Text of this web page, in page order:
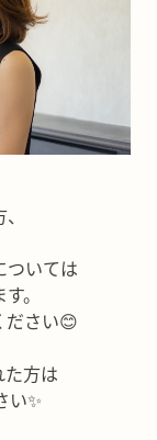
ついては
。
ださい😊
た方は
い✨